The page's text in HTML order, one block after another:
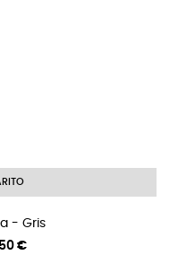
- Gris
€